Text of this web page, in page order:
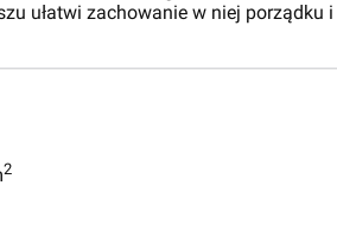
ułatwi zachowanie w niej porządku
2